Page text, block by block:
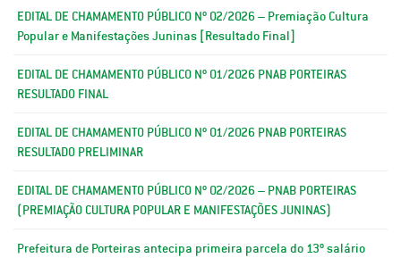
EDITAL DE CHAMAMENTO PÚBLICO Nº 02/2026 – Premiação Cultura
Popular e Manifestações Juninas [Resultado Final]
EDITAL DE CHAMAMENTO PÚBLICO Nº 01/2026 PNAB PORTEIRAS
RESULTADO FINAL
EDITAL DE CHAMAMENTO PÚBLICO Nº 01/2026 PNAB PORTEIRAS
RESULTADO PRELIMINAR
EDITAL DE CHAMAMENTO PÚBLICO Nº 02/2026 – PNAB PORTEIRAS
(PREMIAÇÃO CULTURA POPULAR E MANIFESTAÇÕES JUNINAS)
Prefeitura de Porteiras antecipa primeira parcela do 13º salário